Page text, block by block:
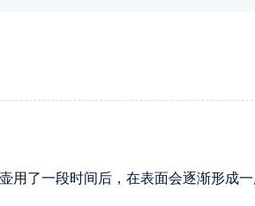
用了一段时间后，在表面会逐渐形成